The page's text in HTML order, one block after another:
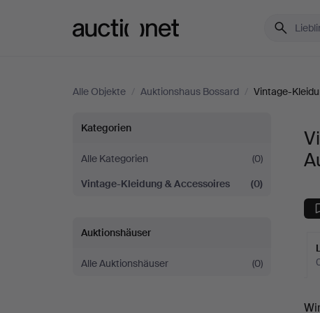
Alle Objekte / Auktionshaus Bossard / Vintage-
Vintage-
Kleidung
&
Accessoires
bei
Kategorien
Alle Kategorien
(0)
Vintage-Kleidung & Accessoires
(0)
Auktionshäuser
Alle Auktionshäuser (0)